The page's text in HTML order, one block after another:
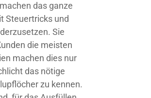
das ganze
Steuertricks und
Sie
die meisten
machen dies nur
das nötige
zu kennen.